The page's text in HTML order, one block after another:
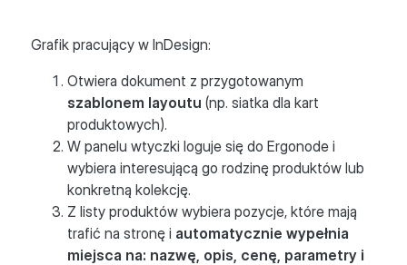
Grafik pracujący w InDesign:
Otwiera dokument z przygotowanym
szablonem layoutu (np. siatka dla kart
produktowych).
W panelu wtyczki loguje się do Ergonode i
wybiera interesującą go rodzinę produktów lub
konkretną kolekcję.
Z listy produktów wybiera pozycje, które mają
trafić na stronę i automatycznie wypełnia
miejsca na: nazwę, opis, cenę, parametry i